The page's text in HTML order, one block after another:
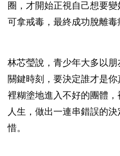
圈，才開始正視自己想要
可拿戒毒，最終成功脫離毒
林芯瑩說，青少年大多以
關鍵時刻，要決定誰才是
裡糊塗地進入不好的團體
人生，做出一連串錯誤的
惜。